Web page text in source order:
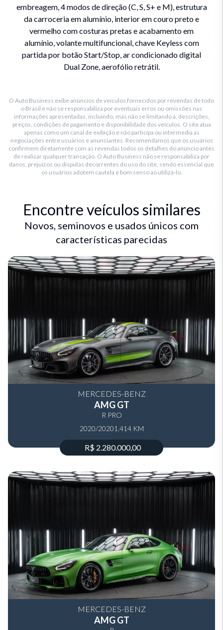
embreagem, 4 modos de direção (C, S, S+ e M), estrutura
da carroceria em alumínio, interior em couro preto e
vermelho com costuras pretas e acabamento em
alumínio, volante multifuncional, chave Keyless com
partida por botão Start/Stop, ar condicionado digital
Dual Zone, aerofólio retrátil.
O Auto Business exibe anúncios de veículos fornecidos por revendas de todo
o Brasil e não se responsabiliza por eventuais erros ou omissões nas
informações apresentadas, incluindo, mas não se limitando a, descrições,
preços, condições de pagamento e disponibilidade dos veículos. O site atua
apenas como um canal de exibição e não participa ou intermedia as
negociações entre usuários e anunciantes. Recomendamos que os usuários
confirmem diretamente com as revendas todos os detalhes do anúncio antes
de realizar qualquer transação. O Auto Business não se responsabiliza por
danos, prejuízos ou disputas decorrentes do uso do site, sendo essencial que
os usuários adotem cautela e bom senso ao utilizá-lo.
Encontre veículos similares
Novos, seminovos e usados únicos com
características parecidas
MERCEDES-BENZ
AMG GT
R PRO
2020/20201.414 KM
R$ 2.280.000,00
MERCEDES-BENZ
AMG GT